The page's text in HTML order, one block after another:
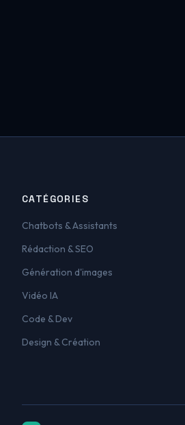
CATÉGORIES
Chatbots & Assistants
Rédaction & SEO
Génération d'images
Vidéo IA
Code & Dev
Design & Création